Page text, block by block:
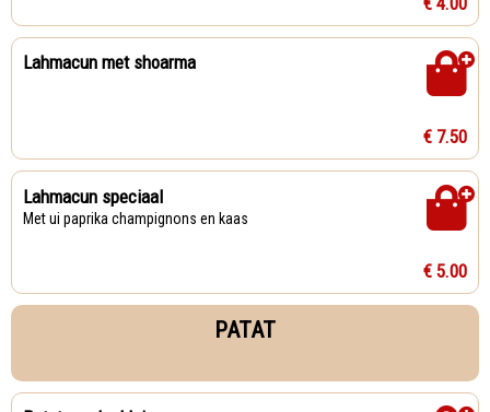
Lahmacun met shoarma
€ 7.50
Lahmacun speciaal
Met ui paprika champignons en kaas
€ 5.00
PATAT